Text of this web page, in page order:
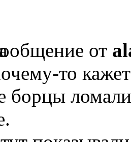
от
то
борцы